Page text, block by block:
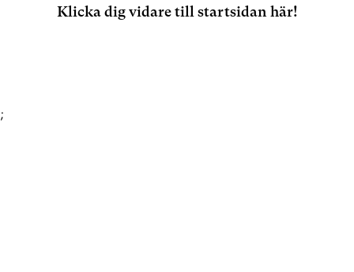
Klicka dig vidare till startsidan här!
;